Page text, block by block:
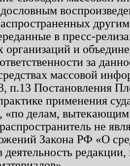
в пресс-
и
за
массовой
п.13 Постановления
применения
делам, вытекающим
не
Закона РФ «О
деятельность